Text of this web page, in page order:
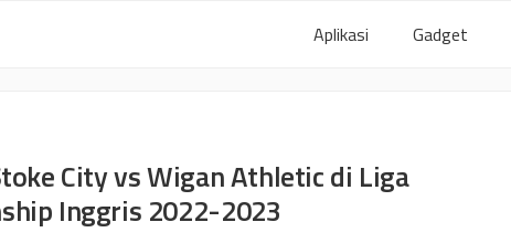
Aplikasi Gadget
City vs Wigan Athletic di Liga
Inggris 2022-2023